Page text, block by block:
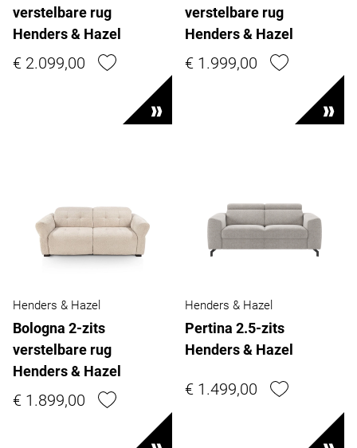
verstelbare rug
Henders & Hazel
€ 2.099,00
verstelbare rug
Henders & Hazel
€ 1.999,00
Henders & Hazel
Bologna 2-zits
verstelbare rug
Henders & Hazel
€ 1.899,00
Henders & Hazel
Pertina 2.5-zits
Henders & Hazel
€ 1.499,00